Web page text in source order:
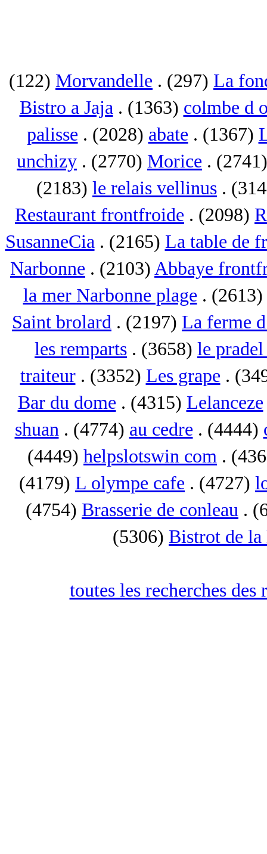
(122) Morvandelle . (297) La
Bistro a Jaja. (1363) colmbe d
palisse . (2028) abate . (1367)
unchizy . (2770) Morice .
(2183) le relais vellinus .
Restaurant frontfroide . (2098)
SusanneCia. (2165) La table de
Narbonne . (2103) Abbaye
la mer Narbonne plage . (2613)
Saint brolard . (2197) La ferme
les remparts . (3658) le
traiteur. (3352) Les grape .
Bar du dome . (4315) Lelanceze
shuan. (4774) au cedre . (4444)
(4449) helpslotswin com .
(4179) L olympe cafe . (4727)
(4754) Brasserie de conleau .
(5306) Bistrot de la
toutes les recherches